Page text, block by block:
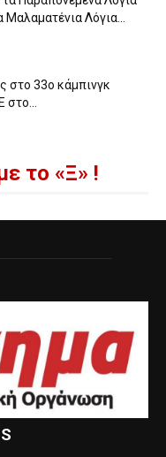
Λόγια...
στο 33ο κάμπινγκ
στο...
το «Ξ» !